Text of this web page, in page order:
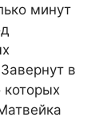
минут
в
которых